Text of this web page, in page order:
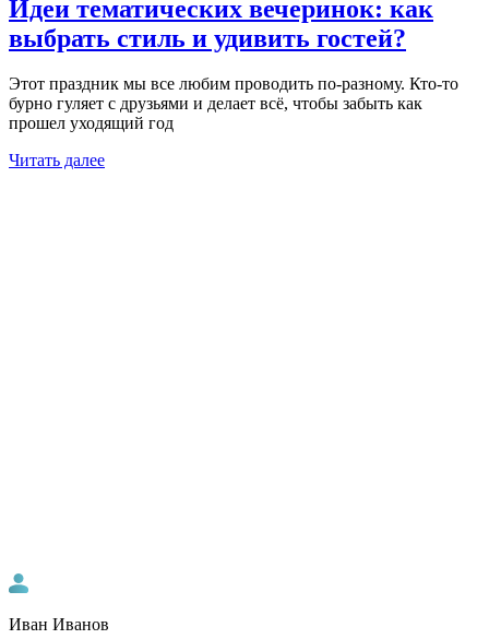
Идеи тематических вечеринок: как
выбрать стиль и удивить гостей?
Этот праздник мы все любим проводить по-разному. Кто-то
бурно гуляет с друзьями и делает всё, чтобы забыть как
прошел уходящий год
Читать далее
Иван Иванов